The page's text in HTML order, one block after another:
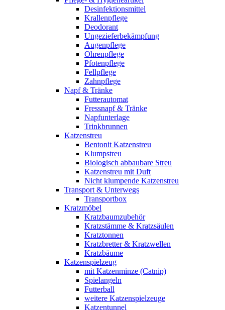
Desinfektionsmittel
Krallenpflege
Deodorant
Ungezieferbekämpfung
Augenpflege
Ohrenpflege
Pfotenpflege
Fellpflege
Zahnpflege
Napf & Tränke
Futterautomat
Fressnapf & Tränke
Napfunterlage
Trinkbrunnen
Katzenstreu
Bentonit Katzenstreu
Klumpstreu
Biologisch abbaubare Streu
Katzenstreu mit Duft
Nicht klumpende Katzenstreu
Transport & Unterwegs
Transportbox
Kratzmöbel
Kratzbaumzubehör
Kratzstämme & Kratzsäulen
Kratztonnen
Kratzbretter & Kratzwellen
Kratzbäume
Katzenspielzeug
mit Katzenminze (Catnip)
Spielangeln
Futterball
weitere Katzenspielzeuge
Katzentunnel